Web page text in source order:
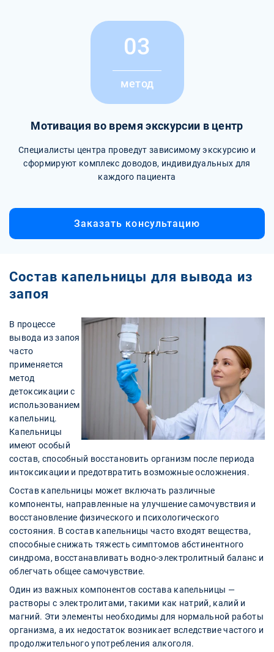
03
метод
Мотивация во время экскурсии в центр
Специалисты центра проведут зависимому экскурсию и
сформируют комплекс доводов, индивидуальных для
каждого пациента
Заказать консультацию
Cостав капельницы для вывода из
запоя
В процессе
вывода из запоя
часто
применяется
метод
детоксикации с
использованием
капельниц.
Капельницы
имеют особый
состав, способный восстановить организм после периода
интоксикации и предотвратить возможные осложнения.
Состав капельницы может включать различные
компоненты, направленные на улучшение самочувствия и
восстановление физического и психологического
состояния. В состав капельницы часто входят вещества,
способные снижать тяжесть симптомов абстинентного
синдрома, восстанавливать водно-электролитный баланс и
облегчать общее самочувствие.
Один из важных компонентов состава капельницы —
растворы с электролитами, такими как натрий, калий и
магний. Эти элементы необходимы для нормальной работы
организма, а их недостаток возникает вследствие частого и
продолжительного употребления алкоголя.